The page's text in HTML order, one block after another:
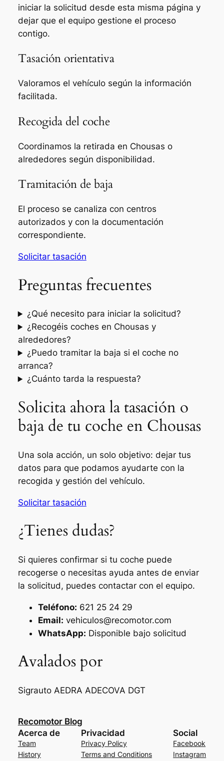
iniciar la solicitud desde esta misma página y
dejar que el equipo gestione el proceso
contigo.
Tasación orientativa
Valoramos el vehículo según la información
facilitada.
Recogida del coche
Coordinamos la retirada en Chousas o
alrededores según disponibilidad.
Tramitación de baja
El proceso se canaliza con centros
autorizados y con la documentación
correspondiente.
Solicitar tasación
Preguntas frecuentes
¿Qué necesito para iniciar la solicitud?
¿Recogéis coches en Chousas y
alrededores?
¿Puedo tramitar la baja si el coche no
arranca?
¿Cuánto tarda la respuesta?
Solicita ahora la tasación o
baja de tu coche en Chousas
Una sola acción, un solo objetivo: dejar tus
datos para que podamos ayudarte con la
recogida y gestión del vehículo.
Solicitar tasación
¿Tienes dudas?
Si quieres confirmar si tu coche puede
recogerse o necesitas ayuda antes de enviar
la solicitud, puedes contactar con el equipo.
Teléfono: 621 25 24 29
Email: vehiculos@recomotor.com
WhatsApp: Disponible bajo solicitud
Avalados por
Sigrauto AEDRA ADECOVA DGT
Recomotor Blog
Acerca de
Team
History
Privacidad
Privacy Policy
Terms and Conditions
Social
Facebook
Instagram